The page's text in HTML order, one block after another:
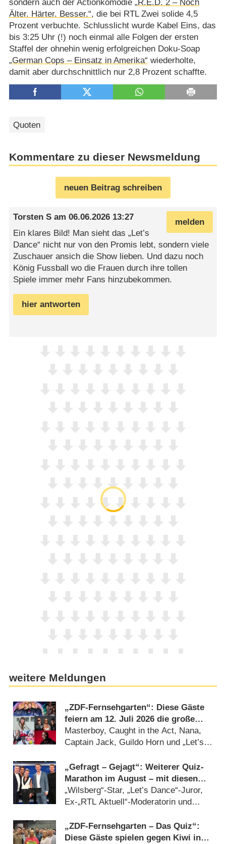
sondern auch der Actionkomödie „R.E.D. 2 – Noch
Älter. Härter. Besser.“, die bei RTL Zwei solide 4,5
Prozent verbuchte. Schlusslicht wurde Kabel Eins, das
bis 3:25 Uhr (!) noch einmal alle Folgen der ersten
Staffel der ohnehin wenig erfolgreichen Doku-Soap
„German Cops – Einsatz in Amerika“ wiederholte,
damit aber durchschnittlich nur 2,8 Prozent schaffte.
Quoten
Kommentare zu dieser Newsmeldung
neuen Beitrag schreiben
melden
Torsten S am06.06.2026 13:27
Ein klares Bild! Man sieht das „Let’s
Dance“ nicht nur von den Promis lebt, sondern viele
Zuschauer ansich die Show lieben. Und dazu noch
König Fussball wo die Frauen durch ihre tollen
Spiele immer mehr Fans hinzubekommen.
hier antworten
weitere Meldungen
„ZDF-Fernsehgarten“: Diese Gäste
feiern am 12. Juli 2026 die große
„90er Party“
Masterboy, Caught in the Act, Nana,
Captain Jack, Guildo Horn und „Let’s
„Gefragt – Gejagt“: Weiterer Quiz-
Marathon im August – mit diesen
Gästen
„Wilsberg“-Star, „Let’s Dance“-Juror,
Ex-„RTL Aktuell“-Moderatorin und
„ZDF-Fernsehgarten – Das Quiz“:
Diese Gäste spielen gegen Kiwi in